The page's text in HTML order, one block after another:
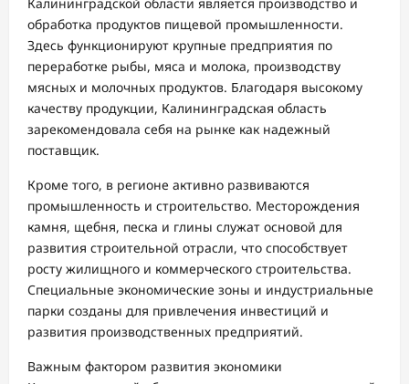
обработка продуктов пищевой промышленности.
Здесь функционируют крупные предприятия по
переработке рыбы, мяса и молока, производству
мясных и молочных продуктов. Благодаря высокому
качеству продукции, Калининградская область
зарекомендовала себя на рынке как надежный
поставщик.
Кроме того, в регионе активно развиваются
промышленность и строительство. Месторождения
камня, щебня, песка и глины служат основой для
развития строительной отрасли, что способствует
росту жилищного и коммерческого строительства.
Специальные экономические зоны и индустриальные
парки созданы для привлечения инвестиций и
развития производственных предприятий.
Важным фактором развития экономики